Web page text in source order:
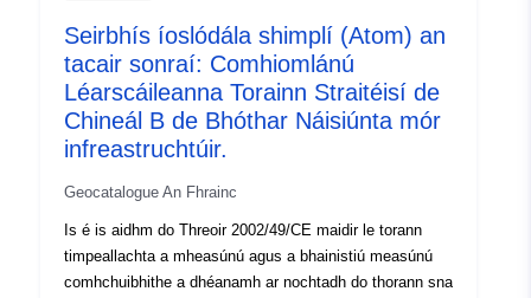
4f42-a3b7-26fd4d42efc0
Clóscríobh:
Acmhainn:
http://inspire.ec.europa.eu/
codelist/ResourceType/services
Seirbhís íoslódála shimplí (Atom) an
tacair sonraí: Comhiomlánú
Léarscáileanna Torainn Straitéisí de
Chineál B de Bhóthar Náisiúnta mór
infreastruchtúir.
Geocatalogue An Fhrainc
Is é is aidhm do Threoir 2002/49/CE maidir le torann
timpeallachta a mheasúnú agus a bhainistiú measúnú
comhchuibhithe a dhéanamh ar nochtadh do thorann sna